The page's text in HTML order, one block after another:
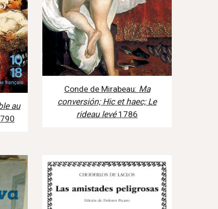
au
Conde de Mirabeau: Ma
conversión; Hic et haec; Le
rideau levé1786